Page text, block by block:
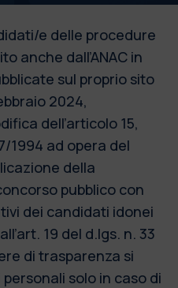
e delle procedure
anche dall’ANAC in
sul proprio sito
2024,
dell’articolo 15,
1994 ad opera del
della
pubblico con
dei candidati idonei
19 del d.lgs. n. 33
di trasparenza si
solo in caso di